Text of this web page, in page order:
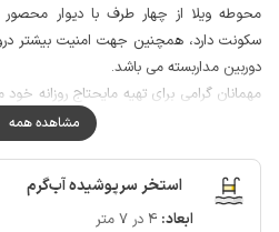
محوطه ویلا از چهار طرف با دیوار
سکونت دارد، همچنین جهت امنیت بیشتر
دوربین مداربسته می باشد.
مهمانان گرامی برای تهیه مایحتاج روزانه خود
کیفیت پوشش شبکه تلفن همراه برای دو
خوب و دسترسی به اینترنت نیز به صورت 4g است.
مشاهده همه
استخر سرپوشیده آب‌گرم
ابعاد: 4 در 7 متر